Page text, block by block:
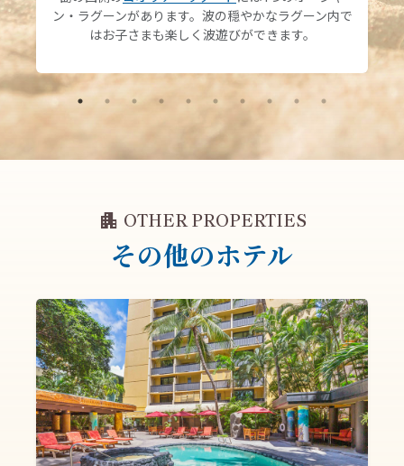
ン・ラグーンがあります。波の穏やかなラグーン内で
はお子さまも楽しく波遊びができます。
apartment OTHER PROPERTIES
その他のホテル